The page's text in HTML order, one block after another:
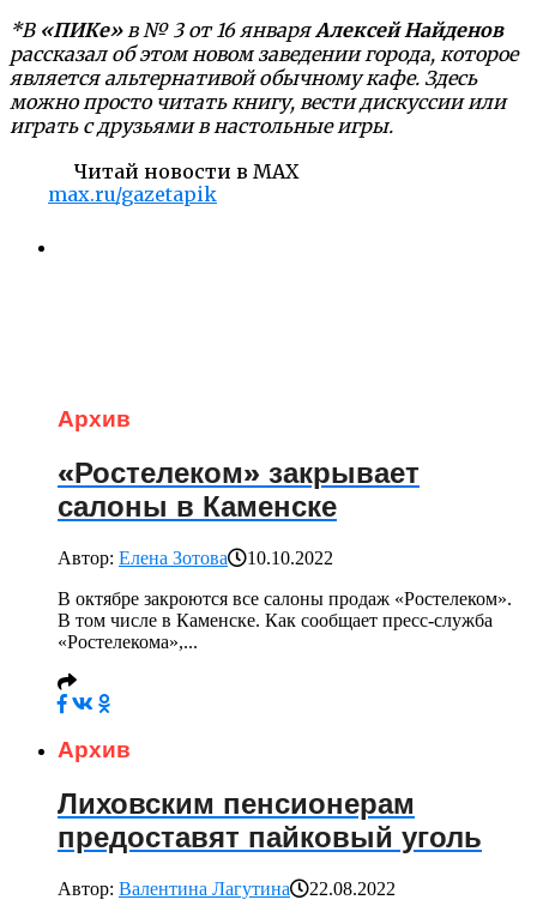
*В «ПИКе»в № 3 от 16 января Алексей Найденов
рассказал об этом новом заведении города, которое
является альтернативой обычному кафе. Здесь
можно просто читать книгу, вести дискуссии или
играть с друзьями в настольные игры.
Читай новости в MAX
max.ru/gazetapik
Архив
«Ростелеком» закрывает
салоны в Каменске
Автор: Елена Зотова
10.10.2022
В октябре закроются все салоны продаж «Ростелеком».
В том числе в Каменске. Как сообщает пресс-служба
«Ростелекома»,...
Архив
Лиховским пенсионерам
предоставят пайковый уголь
Автор: Валентина Лагутина
22.08.2022